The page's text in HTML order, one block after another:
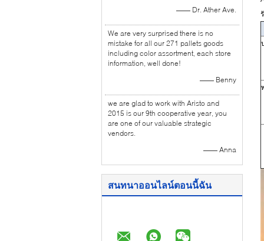
—— Dr. Ather Ave.
We are very surprised there is no
mistake for all our 271 pallets goods
including color assortment, each store
information, well done!
—— Benny
we are glad to work with Aristo and
2015 is our 9th cooperative year, you
are one of our valuable strategic
vendors.
—— Anna
สนทนาออนไลน์ตอนนี้ฉัน